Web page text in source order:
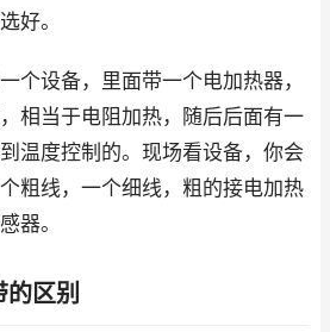
好。
个设备，里面带一个电加热器，
相当于电阻加热，随后后面有一
温度控制的。现场看设备，你会
粗线，一个细线，粗的接电加热
器。
的区别